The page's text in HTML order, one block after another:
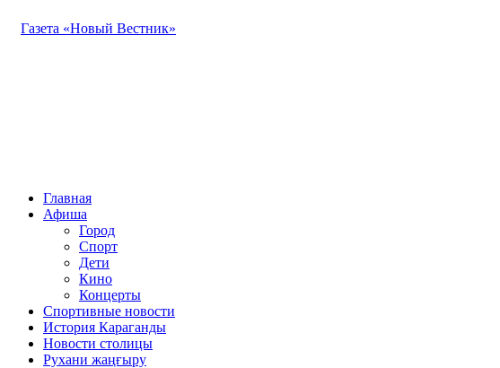
Газета «Новый Вестник»
Главная
Афиша
Город
Спорт
Дети
Кино
Концерты
Спортивные новости
История Караганды
Новости столицы
Рухани жаңғыру